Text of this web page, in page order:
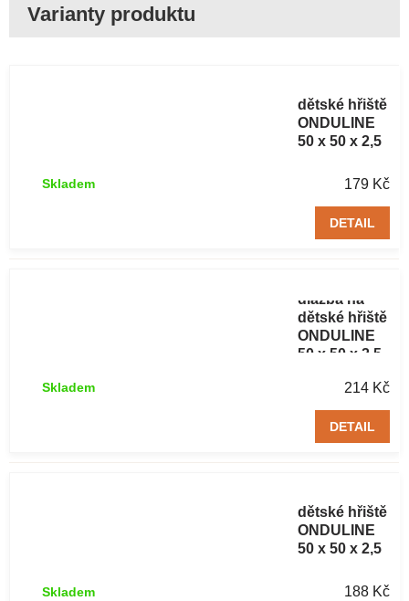
dětské hřiště
ONDULINE
50 x 50 x 2,5
179 Kč
Skladem
DETAIL
dlažba na
dětské hřiště
ONDULINE
50 x 50 x 2,5
214 Kč
Skladem
DETAIL
dětské hřiště
ONDULINE
50 x 50 x 2,5
188 Kč
Skladem